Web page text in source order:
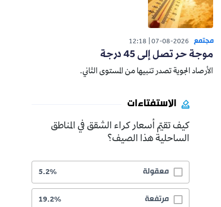
مجتمع 07-08-2026
12:18
موجة حر تصل إلى 45 درجة
الأرصاد الجوية تصدر تنبيها من المستوى الثاني.
الاستفتاءات
كيف تقيّم أسعار كراء الشقق في المناطق
الساحلية هذا الصيف؟
معقولة 5.2%
مرتفعة 19.2%